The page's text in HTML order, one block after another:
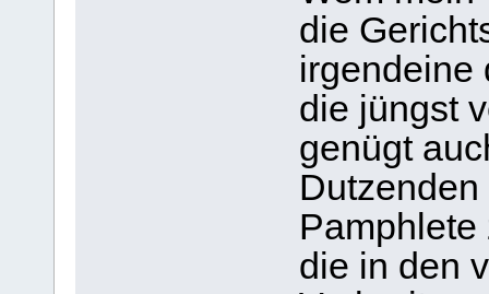
die
irgendeine
die jüngst
genügt
Pamphlete
die in den